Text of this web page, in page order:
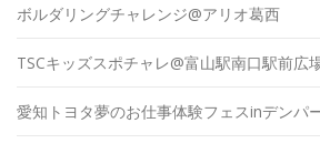
ボルダリングチャレンジ@アリオ葛西
TSCキッズスポチャレ@富山駅南口駅前広
愛知トヨタ夢のお仕事体験フェスinデンパ